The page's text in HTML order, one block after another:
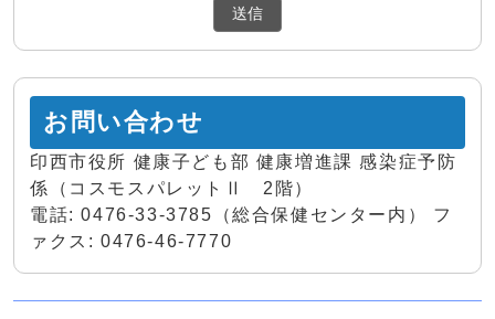
お問い合わせ
印西市役所 健康子ども部 健康増進課 感染症予防
係（コスモスパレットⅡ 2階）
電話: 0476-33-3785（総合保健センター内） フ
ァクス: 0476-46-7770